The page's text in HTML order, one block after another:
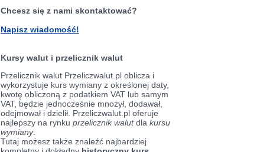
Chcesz się z nami skontaktować?
Napisz wiadomość!
Kursy walut i przelicznik walut
Przelicznik walut Przeliczwalut.pl oblicza i
wykorzystuje kurs wymiany z określonej daty,
kwotę obliczoną z podatkiem VAT lub samym
VAT, będzie jednocześnie mnożył, dodawał,
odejmował i dzielił. Przeliczwalut.pl oferuje
najlepszy na rynku przelicznik walutdla kursu
wymiany.
Tutaj możesz także znaleźć najbardziej